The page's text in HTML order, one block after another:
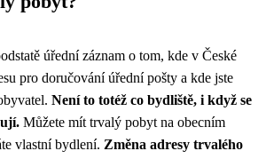
úřední záznam o tom, kde v České
pro doručování úřední pošty a kde jste
Není to totéž co bydliště, i když se
Můžete mít trvalý pobyt na obecním
vlastní bydlení. Změna adresy trvalého